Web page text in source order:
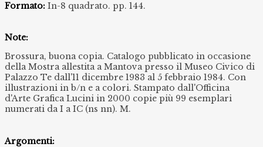
Formato: In-8 quadrato. pp. 144.
Note:
Brossura, buona copia. Catalogo pubblicato in occasione
della Mostra allestita a Mantova presso il Museo Civico di
Palazzo Te dall'11 dicembre 1983 al 5 febbraio 1984. Con
illustrazioni in b/n e a colori. Stampato dall'Officina
d'Arte Grafica Lucini in 2000 copie più 99 esemplari
numerati da I a IC (ns nn). M.
Argomenti: